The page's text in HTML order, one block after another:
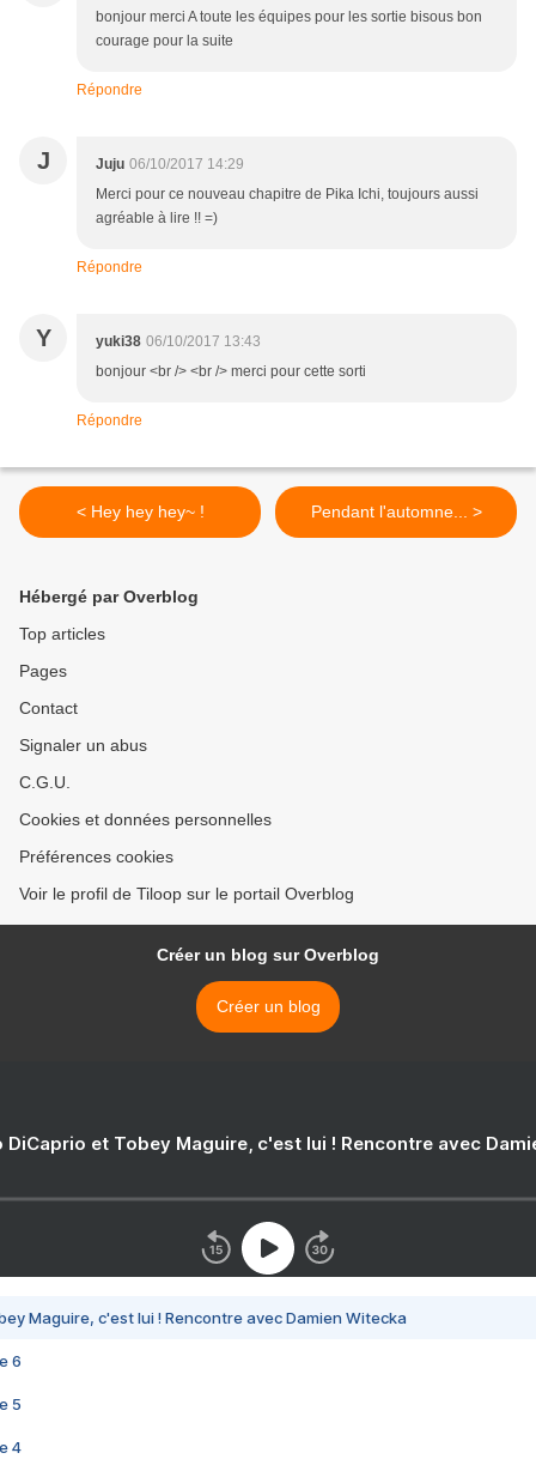
bonjour merci A toute les équipes pour les sortie bisous bon
courage pour la suite
Répondre
J Juju 06/10/2017 14:29
Merci pour ce nouveau chapitre de Pika Ichi, toujours aussi
agréable à lire !! =)
Répondre
Y yuki38 06/10/2017 13:43
bonjour <br /> <br /> merci pour cette sorti
Répondre
< Hey hey hey~ ! Pendant l'automne... >
Hébergé par Overblog
Top articles
Pages
Contact
Signaler un abus
C.G.U.
Cookies et données personnelles
Préférences cookies
Voir le profil de Tiloop sur le portail Overblog
Créer un blog sur Overblog
Créer un blog
DiCaprio et Tobey Maguire, c'est lui ! Rencontre avec
Maguire, c'est lui ! Rencontre avec Damien Witecka
6
5
4